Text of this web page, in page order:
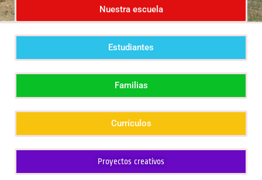
Nuestra escuela
Estudiantes
Familias
Currículos
Proyectos creativos